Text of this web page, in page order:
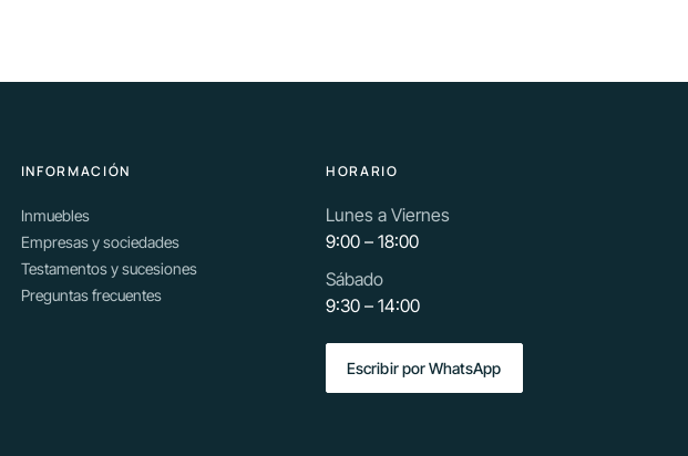
INFORMACIÓN
Inmuebles
Empresas y sociedades
Testamentos y sucesiones
Preguntas frecuentes
HORARIO
Lunes a Viernes
9:00 – 18:00
Sábado
9:30 – 14:00
Escribir por WhatsApp